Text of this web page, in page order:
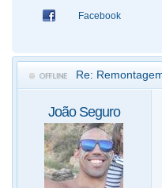
Facebook
Re:
João Seguro